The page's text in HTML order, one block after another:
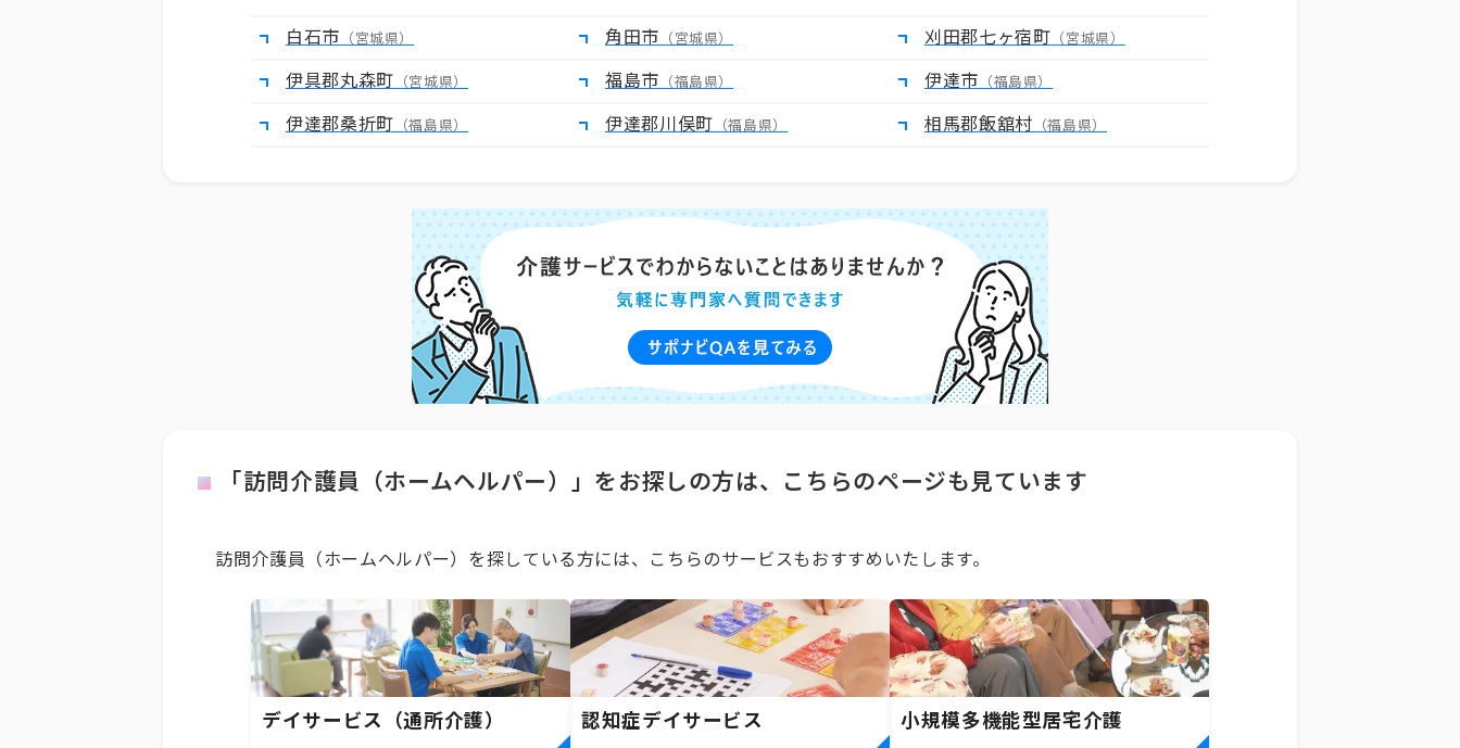
白石市 （宮城県） 角田市 （宮城県） 刈田郡七ヶ宿町 （宮城県）
伊具郡丸森町 （宮城県） 福島市 （福島県） 伊達市 （福島県）
伊達郡桑折町 （福島県） 伊達郡川俣町 （福島県） 相馬郡飯舘村 （福島県）
「訪問介護員（ホームヘルパー）」をお探しの方は、こちらのページも見ています
訪問介護員（ホームヘルパー）を探している方には、こちらのサービスもおすすめいたします。
デイサービス（通所介護） 認知症デイサービス 小規模多機能型居宅介護